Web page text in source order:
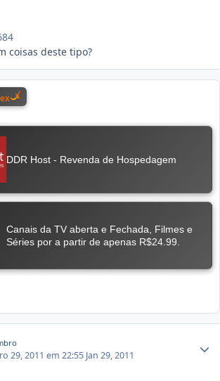
coisas deste tipo?
29, 2011 em 22:55 Jan 29, 2011